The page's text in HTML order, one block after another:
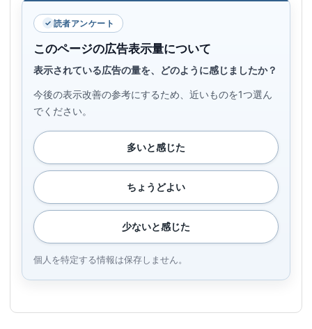
読者アンケート
このページの広告表示量について
表示されている広告の量を、どのように感じましたか？
今後の表示改善の参考にするため、近いものを1つ選ん
でください。
多いと感じた
ちょうどよい
少ないと感じた
個人を特定する情報は保存しません。